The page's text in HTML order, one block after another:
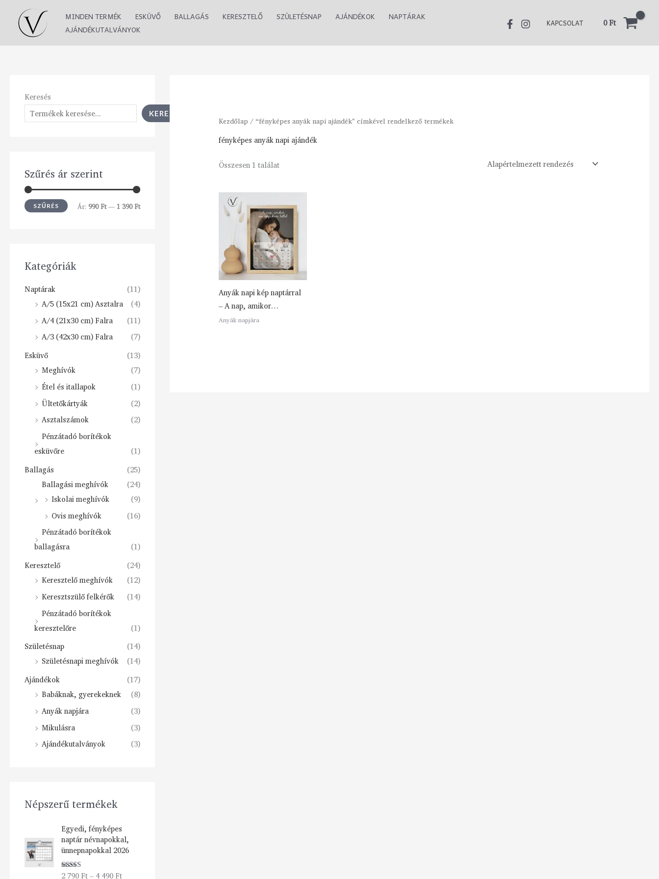
content
MINDEN TERMÉK ESKÜVŐ BALLAGÁS KERESZTELŐ SZÜLETÉSNAP AJÁNDÉKOK
NAPTÁRAK
AJÁNDÉKUTALVÁNYOK
KAPCSOLAT 0Ft
Keresés
KERESÉS
Szűrés ár szerint
ia
SZŰRÉS Ár: 990 Ft—1 390 Ft
Kategóriák
Naptárak
(11)
A/5 (15x21 cm) Asztalra
(4)
A/4 (21x30 cm) Falra
(11)
A/3 (42x30 cm) Falra
(7)
Esküvő
(13)
Meghívók
(7)
Étel és itallapok
(1)
Ültetőkártyák
(2)
Asztalszámok
(2)
Pénzátadó borítékok
esküvőre
(1)
Ballagás
(25)
Ballagási meghívók
(24)
Iskolai meghívók
(9)
Ovis meghívók
(16)
Pénzátadó borítékok
ballagásra
(1)
Keresztelő
(24)
Keresztelő meghívók
(12)
Keresztszülő felkérők
(14)
Pénzátadó borítékok
keresztelőre
(1)
Születésnap
(14)
Születésnapi meghívók
(14)
Ajándékok
(17)
Babáknak, gyerekeknek
(8)
Anyák napjára
(3)
Mikulásra
(3)
Ajándékutalványok
(3)
Népszerű termékek
Egyedi, fényképes
naptár névnapokkal,
ünnepnapokkal 2026
Értékelés:
2 790 Ft– 4 490 Ft
t
a
Kezdőlap / “fényképes anyák napi ajándék” címkével rendelkező termékek
fényképes anyák napi ajándék
Összesen 1 találat
Anyák napi kép naptárral
– A nap, amikor…
Anyák napjára